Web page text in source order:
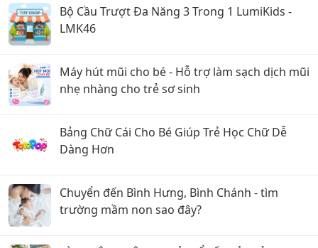
Bộ Cầu Trượt Đa Năng 3 Trong 1 LumiKids -
LMK46
Máy hút mũi cho bé - Hỗ trợ làm sạch dịch mũi
nhẹ nhàng cho trẻ sơ sinh
Bảng Chữ Cái Cho Bé Giúp Trẻ Học Chữ Dễ
Dàng Hơn
Chuyển đến Bình Hưng, Bình Chánh - tìm
trường mầm non sao đây?